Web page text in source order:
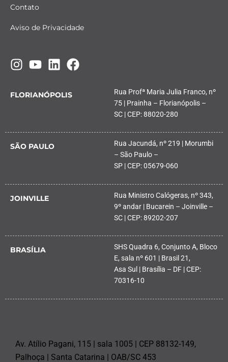
Contato
Aviso de Privacidade
FLORIANÓPOLIS
Rua Profª Maria Julia Franco, nº
75 | Prainha – Florianópolis –
SC | CEP: 88020-280
SÃO PAULO
Rua Jacundá, nº 219 | Morumbi
– São Paulo –
SP | CEP: 05679-060
JOINVILLE
Rua Ministro Calógeras, nº 343,
9º andar | Bucarein – Joinville –
SC | CEP: 89202-207
BRASÍLIA
SHS Quadra 6, Conjunto A, Bloco
E, sala nº 601 | Brasil 21,
Asa Sul | Brasília – DF | CEP:
70316-10
Av. Atílio Pagani, 115 | sala 1005 | CEP 88132-149,
Palhoça | Santa Catarina | OAB/SC 453